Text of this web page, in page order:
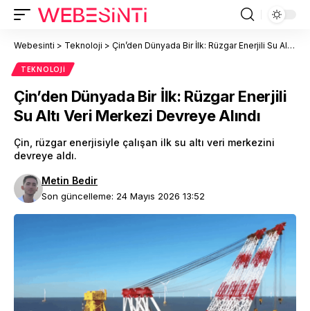
Webesinti > Teknoloji > Çin’den Dünyada Bir İlk: Rüzgar Enerjili Su Altı Veri Merkezi Devreye Alındı
TEKNOLOJI
Çin’den Dünyada Bir İlk: Rüzgar Enerjili
Su Altı Veri Merkezi Devreye Alındı
Çin, rüzgar enerjisiyle çalışan ilk su altı veri merkezini
devreye aldı.
Son güncelleme: 24 Mayıs 2026 13:52
Metin Bedir